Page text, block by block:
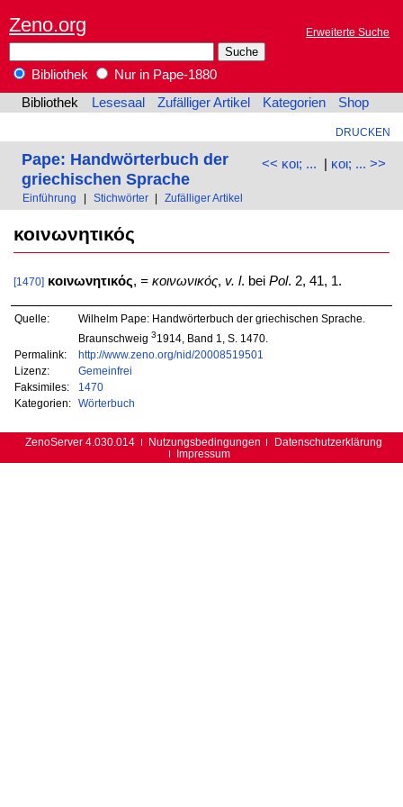
Zeno.org Erweiterte Suche
Bibliothek
Nur in Pape-1880
Bibliothek
Lesesaal Zufälliger Artikel Kategorien Shop
DRUCKEN
<< κοι; ... | κοι; ... >>
Pape: Handwörterbuch der
griechischen Sprache
Einführung Stichwörter Zufälliger Artikel
κοινωνητικός
[1470] κοινωνητικός, = κοινωνικός, v. l. bei Pol. 2, 41, 1.
Quelle:
Wilhelm Pape: Handwörterbuch der griechischen Sprache.
Braunschweig 31914, Band 1, S. 1470.
Permalink:
http://www.zeno.org/nid/20008519501
Lizenz:
Gemeinfrei
Faksimiles:
1470
Kategorien:
Wörterbuch
ZenoServer 4.030.014 Nutzungsbedingungen
Datenschutzerklärung
Impressum